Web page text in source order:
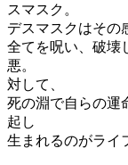
スマスク。
デスマスクはその
全てを呪い、破壊
悪。
対して、
死の淵で自らの運
起し
生まれるのがライ